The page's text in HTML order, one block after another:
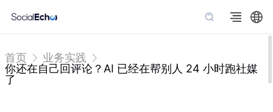
首页
业务实践
你还在自己回评论？AI 已经在帮别人 24 小时跑社媒
了